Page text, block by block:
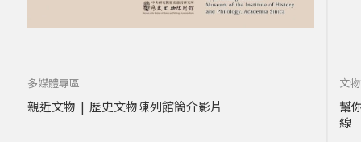
多媒體專區
親近文物 | 歷史文物陳列館簡介影片
文
幫
線